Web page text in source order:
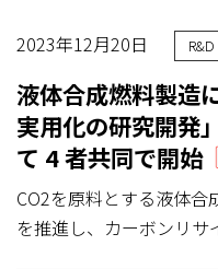
2023年12月20日 R&D
液体合成燃料製造
実用化の研究開発
て 4 者共同で開始
CO2を原料とする液体
を推進し、カーボンリサ